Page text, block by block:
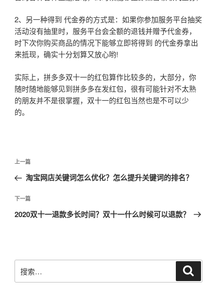
2、另一种得到 代金券的方式是：如果你参加服务平台抽奖
活动沒有抽里时，服务平台会全额的退钱并赠予代金券，
时下次你购买商品的情况下能够立即将得到 的代金券拿出
来抵现，确实十分划算又放心哟!
实际上，拼多多双十一的红包算作比较多的，大部分，你
随时随地能够见到拼多多在发红包，很有可能针对不太熟
的朋友并不是很掌握，双十一的红包当然也是不可以少
的。
文
导
航
上
一
文
章
上一篇
淘宝网店关键词怎么优化？怎么提升关键词的排名？
下
一
下一篇
2020双十一退款多长时间？双十一什么时候可以退款？
搜
索：